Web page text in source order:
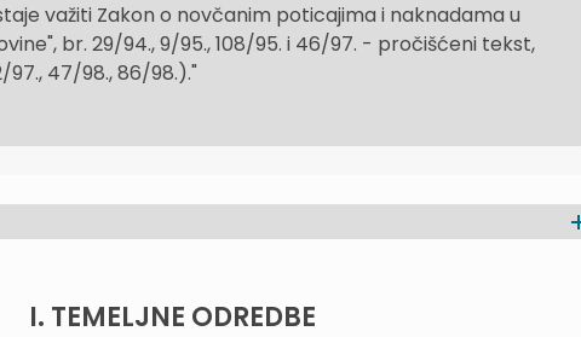
važiti Zakon o novčanim poticajima i naknadama u
br. 29/94., 9/95., 108/95. i 46/97. - pročišćeni tekst,
97., 47/98., 86/98.)."
I. TEMELJNE ODREDBE